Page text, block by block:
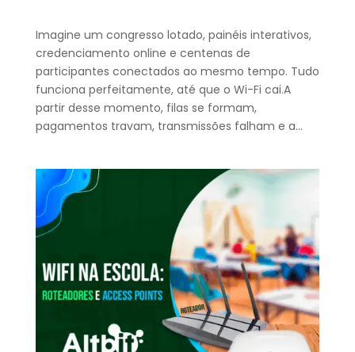
Imagine um congresso lotado, painéis interativos,
credenciamento online e centenas de
participantes conectados ao mesmo tempo. Tudo
funciona perfeitamente, até que o Wi-Fi cai.A
partir desse momento, filas se formam,
pagamentos travam, transmissões falham e a...